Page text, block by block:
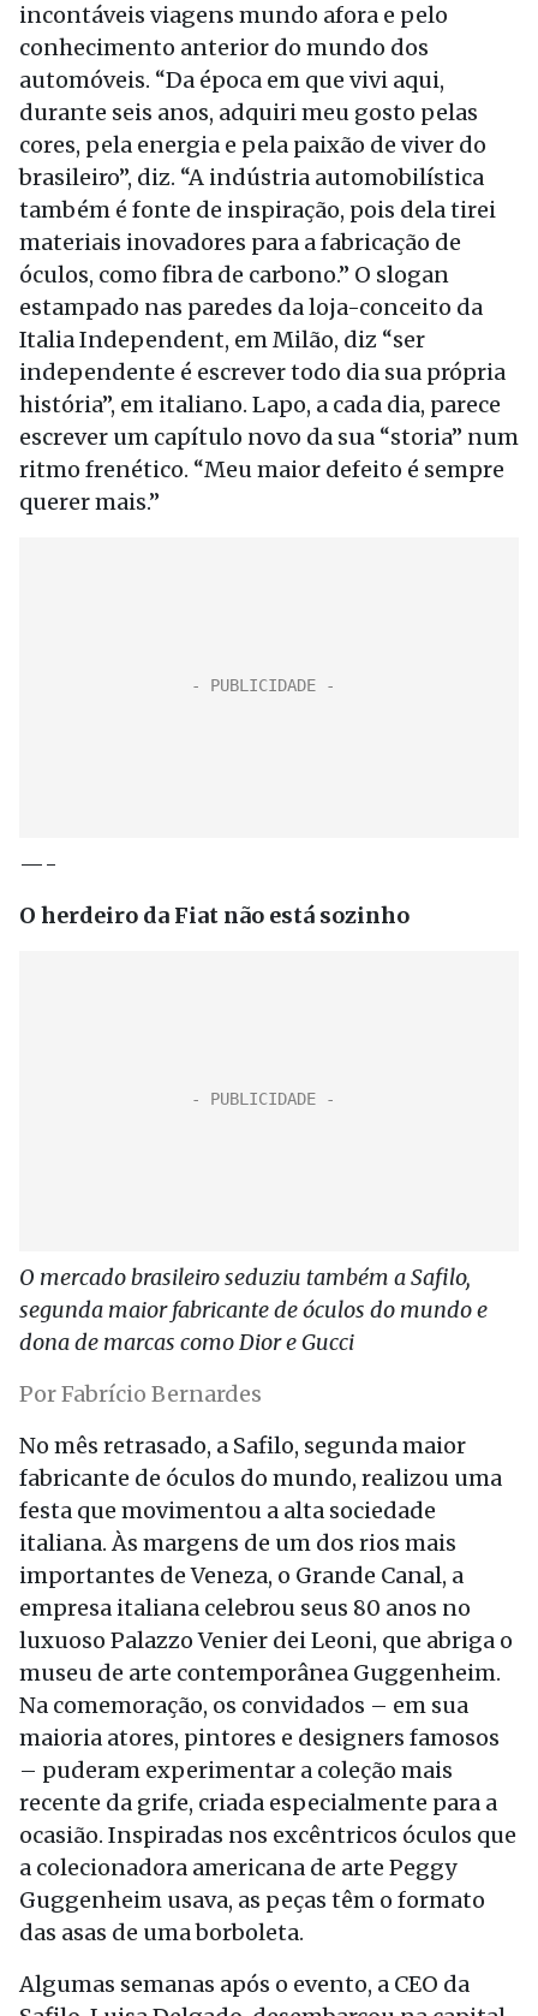
incontáveis viagens mundo afora e pelo
conhecimento anterior do mundo dos
automóveis. “Da época em que vivi aqui,
durante seis anos, adquiri meu gosto pelas
cores, pela energia e pela paixão de viver do
brasileiro”, diz. “A indústria automobilística
também é fonte de inspiração, pois dela tirei
materiais inovadores para a fabricação de
óculos, como fibra de carbono.” O slogan
estampado nas paredes da loja-conceito da
Italia Independent, em Milão, diz “ser
independente é escrever todo dia sua própria
história”, em italiano. Lapo, a cada dia, parece
escrever um capítulo novo da sua “storia” num
ritmo frenético. “Meu maior defeito é sempre
querer mais.”
—-
O herdeiro da Fiat não está sozinho
O mercado brasileiro seduziu também a Safilo,
segunda maior fabricante de óculos do mundo e
dona de marcas como Dior e Gucci
Por Fabrício Bernardes
No mês retrasado, a Safilo, segunda maior
fabricante de óculos do mundo, realizou uma
festa que movimentou a alta sociedade
italiana. Às margens de um dos rios mais
importantes de Veneza, o Grande Canal, a
empresa italiana celebrou seus 80 anos no
luxuoso Palazzo Venier dei Leoni, que abriga o
museu de arte contemporânea Guggenheim.
Na comemoração, os convidados – em sua
maioria atores, pintores e designers famosos
– puderam experimentar a coleção mais
recente da grife, criada especialmente para a
ocasião. Inspiradas nos excêntricos óculos que
a colecionadora americana de arte Peggy
Guggenheim usava, as peças têm o formato
das asas de uma borboleta.
Algumas semanas após o evento, a CEO da